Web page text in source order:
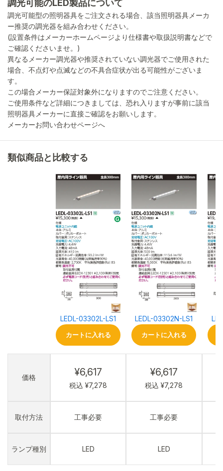
調光可能のLED製品について
調光可能型の照明器具をご注文される場合、該当照明器具メーカ
ー推奨の調光器を組み合わせください。
(設置条件はメーカーホームページより仕様書や取扱説明書などで
ご確認くださいませ。)
異なるメーカー調光器や推奨されていない調光器でご使用された
場合、不点灯や点滅などの不具合症状が出る可能性がございま
す。
この場合メーカー保証対象外になりますのでご注意ください。
ご使用条件など詳細につきましては、恐れ入りますが事前に該当
照明器具メーカーに直接ご確認をお願いします。
メーカーお問い合わせページへ
類似商品と比較する
価格
取付方法
ランプ種別
LEDL-03302L-LS1
カートに入れる
¥6,617
税込 ¥7,278
工事必要
LED
LEDL-03302N-LS1
カートに入れる
¥6,617
税込 ¥7,278
工事必要
LED